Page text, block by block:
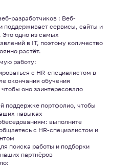
разработчиков : Веб-
поддерживает сервисы, сайты и
Это одно из самых
в IT, поэтому количество
растёт.
работу:
с HR-специалистом в
окончания обучения
оно заинтересовало
поддержке портфолио, чтобы
навыках
выполните
с HR-специалистом и
поиска работы и подборки
партнёров